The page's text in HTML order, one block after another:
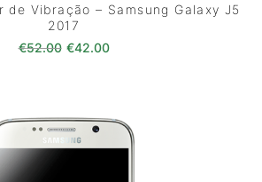
de Vibração – Samsung Galaxy J5
2017
€52.00 O preço original era: €52.00.
€42.00O preço atual é: